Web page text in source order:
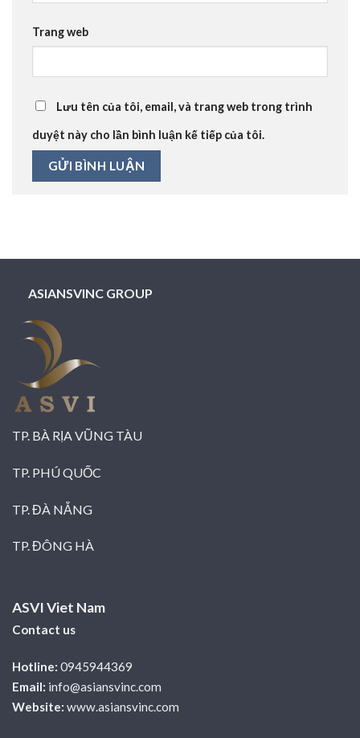
Trang web
Lưu tên của tôi, email, và trang web trong trình
duyệt này cho lần bình luận kế tiếp của tôi.
ASIANSVINC GROUP
TP. BÀ RỊA VŨNG TÀU
TP. PHÚ QUỐC
TP. ĐÀ NẴNG
TP. ĐÔNG HÀ
ASVI Viet Nam
Contact us
Hotline: 0945944369
Email: info@asiansvinc.com
Website: www.asiansvinc.com